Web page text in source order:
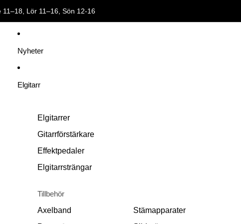
Lör 11–16, Sön 12-16
& personlig service! 🎸 Öppettider: Mån-Fre 11–18, Lör 11–16, Sön 12-16
Nyheter
Elgitarr
Elgitarrer
Gitarrförstärkare
Effektpedaler
Elgitarrsträngar
Tillbehör
Axelband
Stämapparater